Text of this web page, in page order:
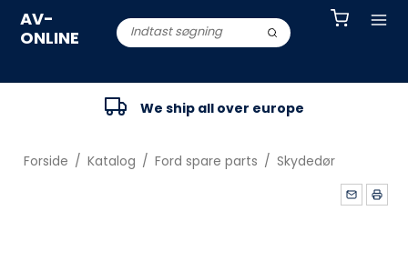
AV-
ONLINE
We ship all over europe
Forside / Katalog / Ford spare parts / Skydedør